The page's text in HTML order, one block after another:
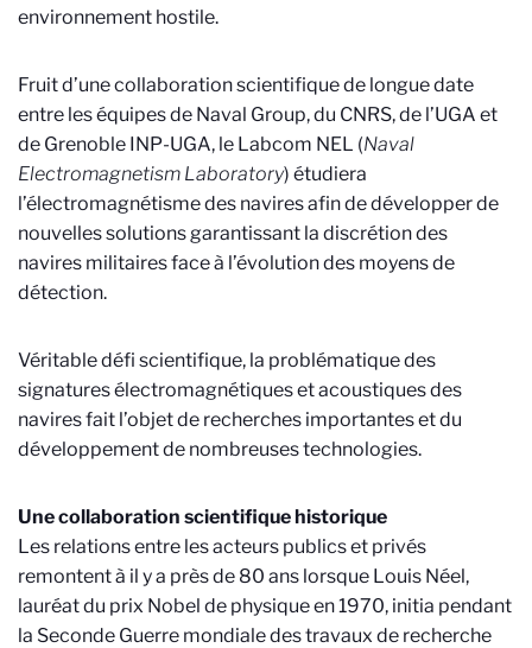
environnement hostile.
Fruit d’une collaborationscientifique de longue date
entre les équipes de Naval Group, du CNRS, de l’UGA et
de Grenoble INP-UGA, le Labcom NEL (Naval
Electromagnetism Laboratory) étudiera
l’électromagnétisme des navires afin de développer de
nouvelles solutions garantissant la discrétion des
navires militaires face à l’évolution des moyens de
détection.
Véritable défi scientifique, la problématique des
signatures électromagnétiques et acoustiques des
navires fait l’objet de recherches importantes et du
développement de nombreuses technologies.
Une collaboration scientifique historique
Les relations entre les acteurs publics et privés
remontent à il y a près de 80 ans lorsque Louis Néel,
lauréat du prix Nobel de physique en 1970, initia pendant
la Seconde Guerre mondiale des travaux de recherche